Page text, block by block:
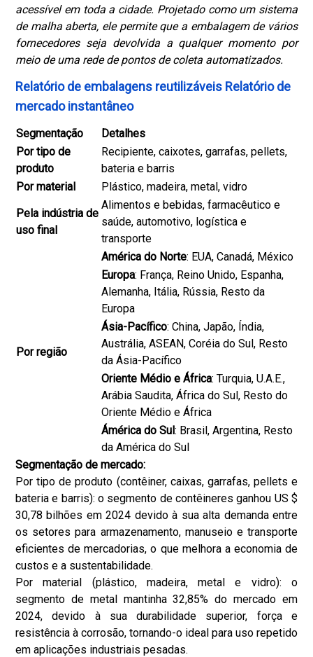
acessível em toda a cidade. Projetado como um sistema
de malha aberta, ele permite que a embalagem de vários
fornecedores seja devolvida a qualquer momento por
meio de uma rede de pontos de coleta automatizados.
Relatório de embalagens reutilizáveis ​​Relatório de
mercado instantâneo
Segmentação
Detalhes
Por tipo de
produto
Recipiente, caixotes, garrafas, pellets,
bateria e barris
Por material
Plástico, madeira, metal, vidro
Pela indústria de
uso final
Alimentos e bebidas, farmacêutico e
saúde, automotivo, logística e
transporte
Por região
América do Norte: EUA, Canadá, México
Europa: França, Reino Unido, Espanha,
Alemanha, Itália, Rússia, Resto da
Europa
Ásia-Pacífico: China, Japão, Índia,
Austrália, ASEAN, Coréia do Sul, Resto
da Ásia-Pacífico
Oriente Médio e África: Turquia, U.A.E.,
Arábia Saudita, África do Sul, Resto do
Oriente Médio e África
Ámérica do Sul: Brasil, Argentina, Resto
da América do Sul
Segmentação de mercado:
Por tipo de produto (contêiner, caixas, garrafas, pellets e
bateria e barris): o segmento de contêineres ganhou US $
30,78 bilhões em 2024 devido à sua alta demanda entre
os setores para armazenamento, manuseio e transporte
eficientes de mercadorias, o que melhora a economia de
custos e a sustentabilidade.
Por material (plástico, madeira, metal e vidro): o
segmento de metal mantinha 32,85% do mercado em
2024, devido à sua durabilidade superior, força e
resistência à corrosão, tornando-o ideal para uso repetido
em aplicações industriais pesadas.